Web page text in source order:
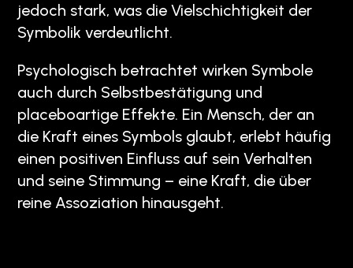
jedoch stark, was die Vielschichtigkeit der
Symbolik verdeutlicht.
Psychologisch betrachtet wirken Symbole
auch durch Selbstbestätigung und
placeboartige Effekte. Ein Mensch, der an
die Kraft eines Symbols glaubt, erlebt häufig
einen positiven Einfluss auf sein Verhalten
und seine Stimmung – eine Kraft, die über
reine Assoziation hinausgeht.